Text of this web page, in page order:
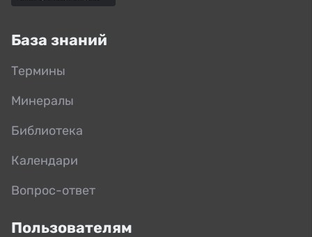
База знаний
Термины
Минералы
Библиотека
Календари
Вопрос-ответ
Пользователям